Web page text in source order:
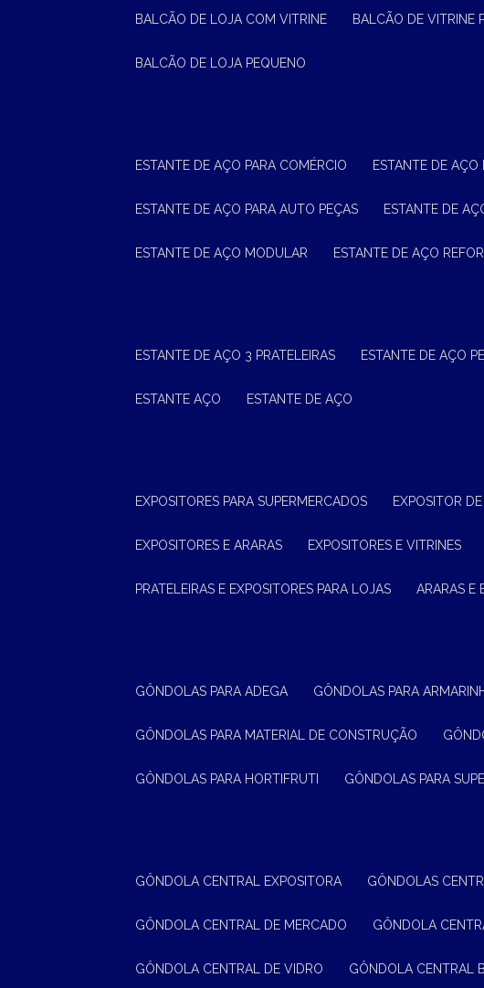
BALCÃO DE LOJA COM VITRINE BALCÃO DE VITRINE
BALCÃO DE LOJA PEQUENO
ESTANTE DE AÇO PARA COMÉRCIO ESTANTE DE
ESTANTE DE AÇO PARA AUTO PEÇAS ESTANTE DE
ESTANTE DE AÇO MODULAR ESTANTE DE AÇO
ESTANTE DE AÇO 3 PRATELEIRAS ESTANTE DE AÇO
ESTANTE AÇO ESTANTE DE AÇO
EXPOSITORES PARA SUPERMERCADOS EXPOSITOR
EXPOSITORES E ARARAS EXPOSITORES E VITRINES
PRATELEIRAS E EXPOSITORES PARA LOJAS ARARAS
GÔNDOLAS PARA ADEGA GÔNDOLAS PARA
GÔNDOLAS PARA MATERIAL DE CONSTRUÇÃO
GÔNDOLAS PARA HORTIFRUTI GÔNDOLAS PARA
GÔNDOLA CENTRAL EXPOSITORA GÔNDOLAS
GÔNDOLA CENTRAL DE MERCADO GÔNDOLA
GÔNDOLA CENTRAL DE VIDRO GÔNDOLA CENTRAL